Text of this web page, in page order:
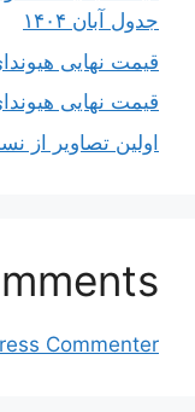
جدول آبان ۱۴۰۴
قیمت نهایی هیوندای
قیمت نهایی هیوندای
اولین تصاویر از نسل
Commenter